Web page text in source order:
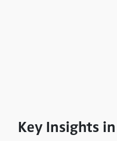
Key Insights